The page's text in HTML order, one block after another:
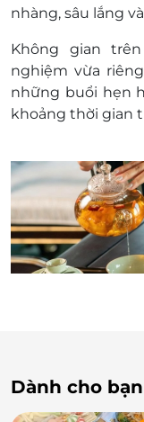
chúng tôi
nhiệm.
nhàng, sâu lắng
Không gian
nghiệm vừa
những buổi hẹn
khoảng thời gian
Menu trà chiều
Thực đơn được
Dành cho bạn